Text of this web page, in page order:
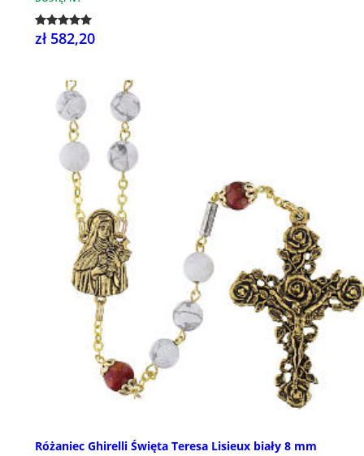
zł 582,20
Różaniec Ghirelli Święta Teresa Lisieux biały 8 mm